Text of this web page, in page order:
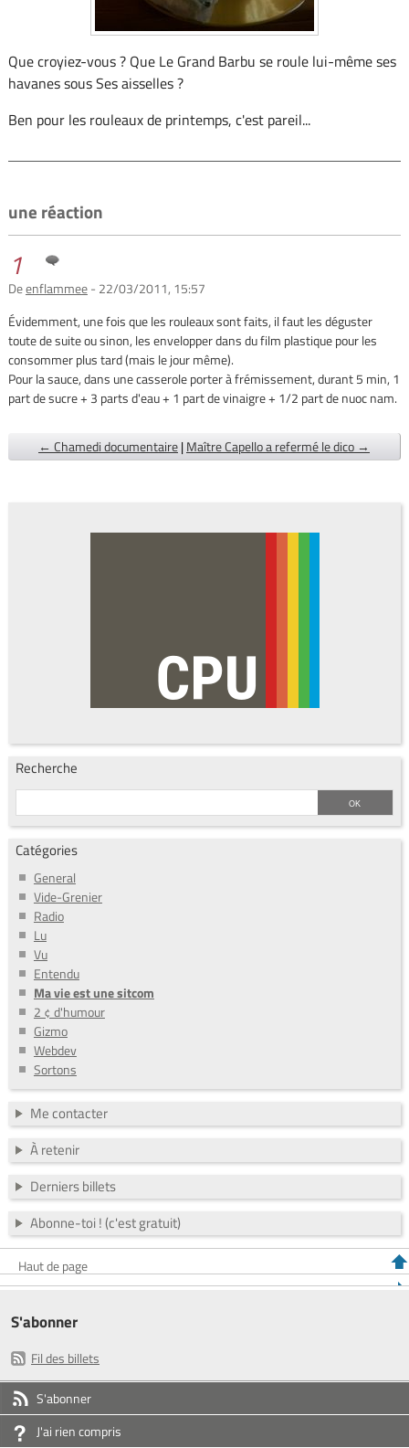
Que croyiez-vous ? Que Le Grand Barbu se roule lui-même ses
havanes sous Ses aisselles ?
Ben pour les rouleaux de printemps, c'est pareil...
une réaction
1
Deenflammee- 22/03/2011, 15:57
Évidemment, une fois que les rouleaux sont faits, il faut les déguster
toute de suite ou sinon, les envelopper dans du film plastique pour les
consommer plus tard (mais le jour même).
Pour la sauce, dans une casserole porter à frémissement, durant 5 min, 1
part de sucre + 3 parts d'eau + 1 part de vinaigre + 1/2 part de nuoc nam.
← Chamedi documentaire|Maître Capello a refermé le dico →
Recherche
Catégories
General
Vide-Grenier
Radio
Lu
Vu
Entendu
Ma vie est une sitcom
2 ¢ d'humour
Gizmo
Webdev
Sortons
Me contacter
À retenir
Derniers billets
Abonne-toi ! (c'est gratuit)
Haut de page
S'abonner
Fil des billets
S'abonner
J'ai rien compris